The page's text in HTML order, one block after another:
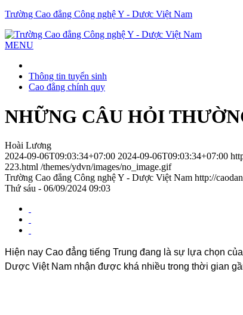
Trường Cao đẳng Công nghệ Y - Dược Việt Nam
MENU
Thông tin tuyển sinh
Cao đẳng chính quy
NHỮNG CÂU HỎI
Hoài Lương
2024-09-06T09:03:34+07:00 2024-09-06T09:03:34+07:00
223.html /themes/ydvn/images/no_image.gif
Trường Cao đẳng Công nghệ Y - Dược Việt Nam http://
Thứ sáu - 06/09/2024 09:03
Hiện nay Cao đẳng tiếng Trung đang là sự lựa chọn
Dược Việt Nam nhận được khá nhiều trong thời gian